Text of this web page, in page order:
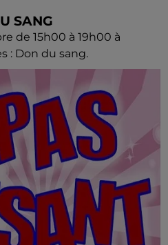
SANG
de 15h00 à 19h00 à
: Don du sang.